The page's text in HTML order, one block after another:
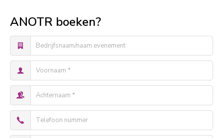
ANOTR boeken?